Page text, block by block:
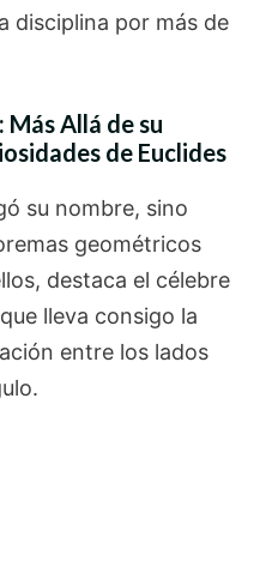
disciplina por más de
Más Allá de su
de Euclides
su nombre, sino
geométricos
destaca el célebre
lleva consigo la
entre los lados